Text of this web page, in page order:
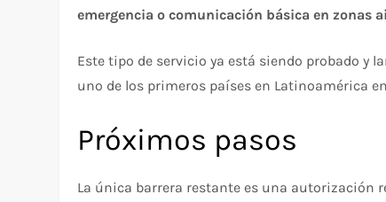
emergencia o comunicación básica en zonas
Este tipo de servicio ya está siendo probado y
uno de los primeros países en Latinoamérica
Próximos pasos
La única barrera restante es una autorización